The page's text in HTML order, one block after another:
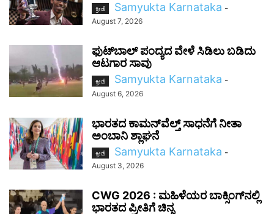
ಕ್ರೀಡೆ Samyukta Karnataka -
August 7, 2026
ಫುಟ್‌ಬಾಲ್ ಪಂದ್ಯದ ವೇಳೆ ಸಿಡಿಲು ಬಡಿದು
ಆಟಗಾರ ಸಾವು
ಕ್ರೀಡೆ Samyukta Karnataka -
August 6, 2026
ಭಾರತದ ಕಾಮನ್‌ವೆಲ್ತ್ ಸಾಧನೆಗೆ ನೀತಾ
ಅಂಬಾನಿ ಶ್ಲಾಘನೆ
ಕ್ರೀಡೆ Samyukta Karnataka -
August 3, 2026
CWG 2026 : ಮಹಿಳೆಯರ ಬಾಕ್ಸಿಂಗ್‌ನಲ್ಲಿ
ಭಾರತದ ಪ್ರೀತಿಗೆ ಚಿನ್ನ